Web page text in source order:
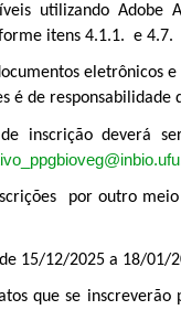
utilizando Adobe
itens 4.1.1. e 4.7.
eletrônicos
é de responsabilidade
inscrição deverá
por outro
15/12/2025 a 18/01/
que se